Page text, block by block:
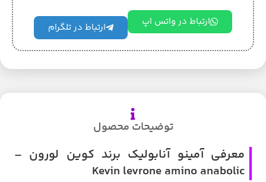
ارتباط در واتس اپ ارتباط در تلگرام
توضیحات محصول
معرفی آمینو آنابولیک برند کوین لورون –
Kevin levrone amino anabolic